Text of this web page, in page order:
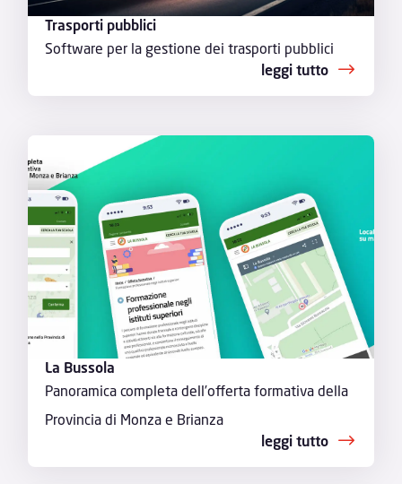
Trasporti pubblici
Software per la gestione dei trasporti pubblici
leggi tutto
La Bussola
Panoramica completa dell’offerta formativa della
Provincia di Monza e Brianza
leggi tutto